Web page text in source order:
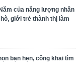
của năng lượng nhân
giới trẻ thành thị làm
bạn hẹn, công khai tìm